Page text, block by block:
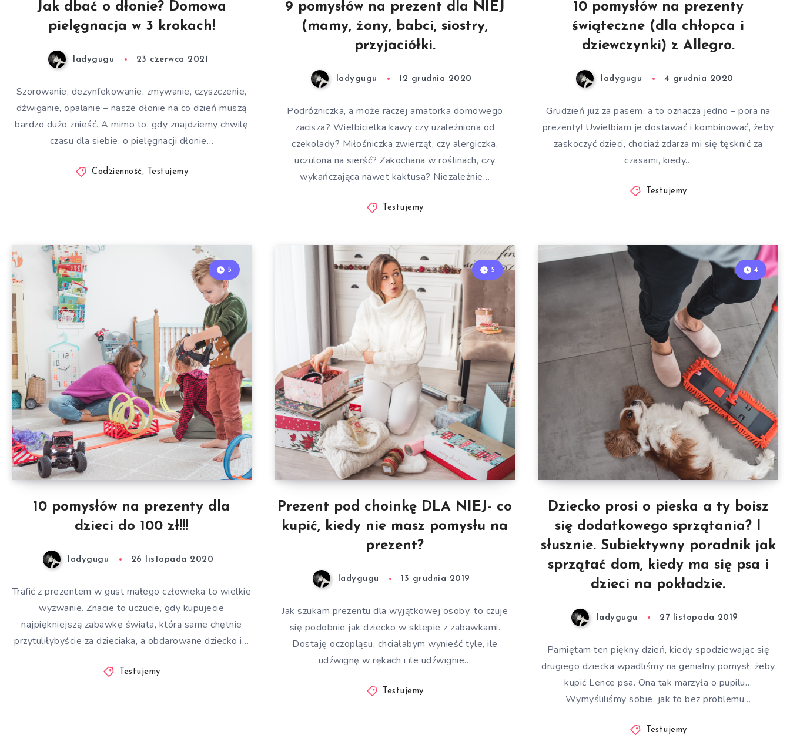
Jak dbać o dłonie? Domowa
pielęgnacja w 3 krokach!
ladygugu 23 czerwca 2021
Szorowanie, dezynfekowanie, zmywanie, czyszczenie,
dźwiganie, opalanie – nasze dłonie na co dzień muszą
bardzo dużo znieść. A mimo to, gdy znajdziemy chwilę
czasu dla siebie, o pielęgnacji dłonie…
Codzienność, Testujemy
9 pomysłów na prezent dla NIEJ
(mamy, żony, babci, siostry,
przyjaciółki.
ladygugu 12 grudnia 2020
Podróżniczka, a może raczej amatorka domowego
zacisza? Wielbicielka kawy czy uzależniona od
czekolady? Miłośniczka zwierząt, czy alergiczka,
uczulona na sierść? Zakochana w roślinach, czy
wykańczająca nawet kaktusa? Niezależnie…
Testujemy
10 pomysłów na prezenty
świąteczne (dla chłopca i
dziewczynki) z Allegro.
ladygugu 4 grudnia 2020
Grudzień już za pasem, a to oznacza jedno – pora na
prezenty! Uwielbiam je dostawać i kombinować, żeby
zaskoczyć dzieci, chociaż zdarza mi się tęsknić za
czasami, kiedy…
Testujemy
10 pomysłów na prezenty dla
dzieci do 100 zł!!!
5
ladygugu 26 listopada 2020
Trafić z prezentem w gust małego człowieka to wielkie
wyzwanie. Znacie to uczucie, gdy kupujecie
najpiękniejszą zabawkę świata, którą same chętnie
przytuliłybyście za dzieciaka, a obdarowane dziecko i…
Testujemy
Prezent pod choinkę DLA NIEJ- co
kupić, kiedy nie masz pomysłu na
prezent?
5
ladygugu 13 grudnia 2019
Jak szukam prezentu dla wyjątkowej osoby, to czuje
się podobnie jak dziecko w sklepie z zabawkami.
Dostaję oczopląsu, chciałabym wynieść tyle, ile
udźwignę w rękach i ile udźwignie…
Testujemy
Dziecko prosi o pieska a ty boisz
się dodatkowego sprzątania? I
słusznie. Subiektywny poradnik jak
sprzątać dom, kiedy ma się psa i
dzieci na pokładzie.
4
ladygugu 27 listopada 2019
Pamiętam ten piękny dzień, kiedy spodziewając się
drugiego dziecka wpadliśmy na genialny pomysł, żeby
kupić Lence psa. Ona tak marzyła o pupilu…
Wymyśliliśmy sobie, jak to bez problemu…
Testujemy